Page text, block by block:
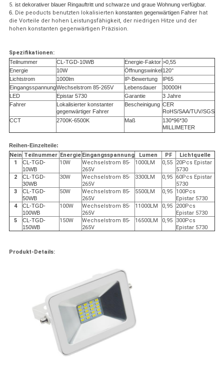
5. ist dekorativer blauer Ringauftritt und schwarze und graue Wohnung verfügbar.
6. Die peoducts benutzten lokalisierten konstanten gegenwärtigen Fahrer hat
die Vorteile der hohen Leistungsfähigkeit, der niedrigen Hitze und der
hohen konstanten gegenwärtigen Präzision.
Spezifikationen:
Teilnummer CL-TGD-10WB Energie-Faktor >0,55
Energie
10W Öffnungswinkel 120°
Lichtstrom
1000lm IP-Bewertung
IP65
EingangsspannungWechselstrom 85-265V Lebensdauer
30000H
LED
Epistar 5730 Garantie
3 Jahre
Fahrer
Lokalisierter konstanter
gegenwärtiger Fahrer
Bescheinigung CER
RoHS/SAA/TUV/SGS
CCT
2700K-6500K Maß
130*96*30
MILLIMETER
Reihen-Einzelteile:
Nein Teilnummer Energie Eingangsspannung Lumen PF
Lichtquelle
1
CL-TGD-
10WB
10W
Wechselstrom 85-
265V
1000LM 0,55
20Pcs Epistar
5730
2
CL-TGD-
30WB
30W
Wechselstrom 85-
265V
3300LM 0,95
60Pcs Epistar
5730
3
CL-TGD-
50WB
50W
Wechselstrom 85-
265V
5500LM 0,95
100Pcs
Epistar 5730
4
CL-TGD-
100WB
100W
Wechselstrom 85-
265V
11000LM 0,95
200Pcs
Epistar 5730
5
CL-TGD-
150WB
150W
Wechselstrom 85-
265V
16500LM 0,95
300Pcs
Epistar 5730
Produkt-Details: